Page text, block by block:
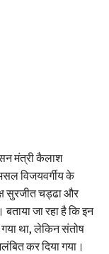
मंत्री कैलाश
विजयवर्गीय के
सुरजीत चड्ढा और
जा रहा है कि इन
गया था, लेकिन संतोष
कर दिया गया।